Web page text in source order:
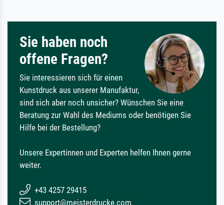
Sie haben noch
offene Fragen?
Sie interessieren sich für einen
Kunstdruck aus unserer Manufaktur,
sind sich aber noch unsicher? Wünschen Sie eine
Beratung zur Wahl des Mediums oder benötigen Sie
Hilfe bei der Bestellung?
Unsere Expertinnen und Experten helfen Ihnen gerne
weiter.
+43 4257 29415
support@meisterdrucke.com